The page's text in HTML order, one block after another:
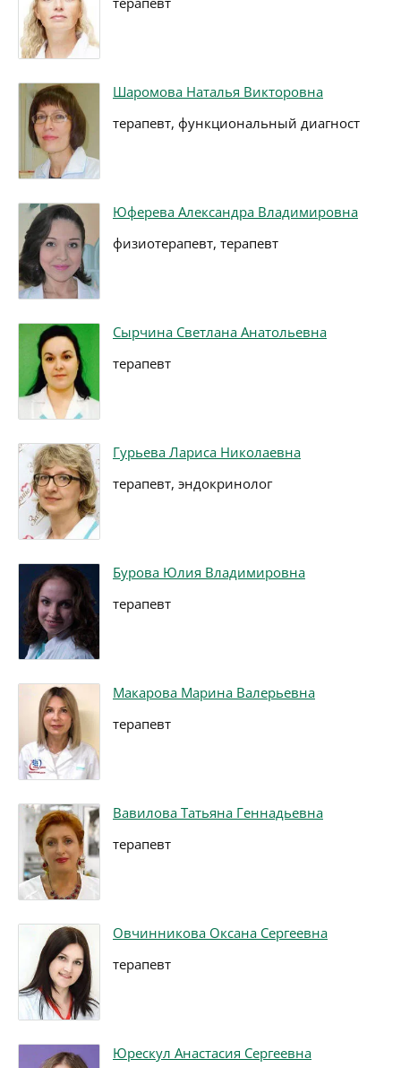
Шаромова Наталья Викторовна
терапевт, функциональный диагност
Юферева Александра Владимировна
физиотерапевт, терапевт
Сырчина Светлана Анатольевна
терапевт
Гурьева Лариса Николаевна
терапевт, эндокринолог
Бурова Юлия Владимировна
терапевт
Макарова Марина Валерьевна
терапевт
Вавилова Татьяна Геннадьевна
терапевт
Овчинникова Оксана Сергеевна
терапевт
Юрескул Анастасия Сергеевна